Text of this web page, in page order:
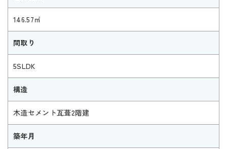
146.57㎡
間取り
5SLDK
構造
木造セメント瓦葺2階建
築年月